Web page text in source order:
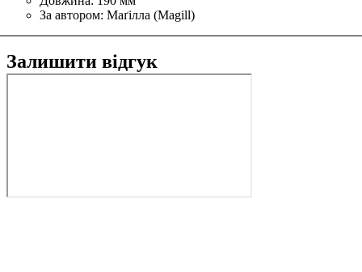
За автором: Маґілла (Magill)
Залишити відгук